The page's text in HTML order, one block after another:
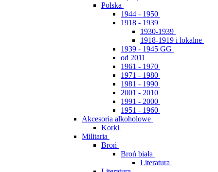
Polska
1944 - 1950
1918 - 1939
1930-1939
1918-1919 i lokalne
1939 - 1945 GG
od 2011
1961 - 1970
1971 - 1980
1981 - 1990
2001 - 2010
1991 - 2000
1951 - 1960
Akcesoria alkoholowe
Korki
Militaria
Broń
Broń biała
Literatura